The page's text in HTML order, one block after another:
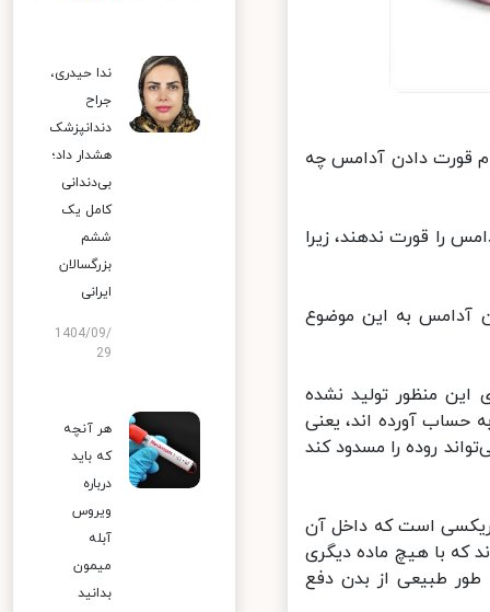
دادن آدامس چه
قورت ندهند، زیرا
آدامس به این موضوع
منظور تولید نشده
آورده اند، یعنی
روده را مسدود کند
است که داخل آن
با هیچ ماده دیگری
طبیعی از بدن دفع
ندا حیدری،
جراح
دندانپزشک
هشدار داد؛
بی‌دندانی
کامل یک
ششم
بزرگسالان
ایرانی
1404/09/
29
هر آنچه
که باید
درباره
ویروس
آبله
میمون
بدانید